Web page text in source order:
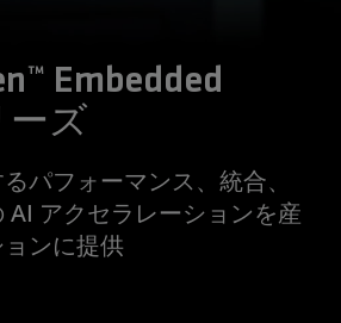
Embedded
ーズ
パフォーマンス、統合、
AI アクセラレーションを産
ンに提供